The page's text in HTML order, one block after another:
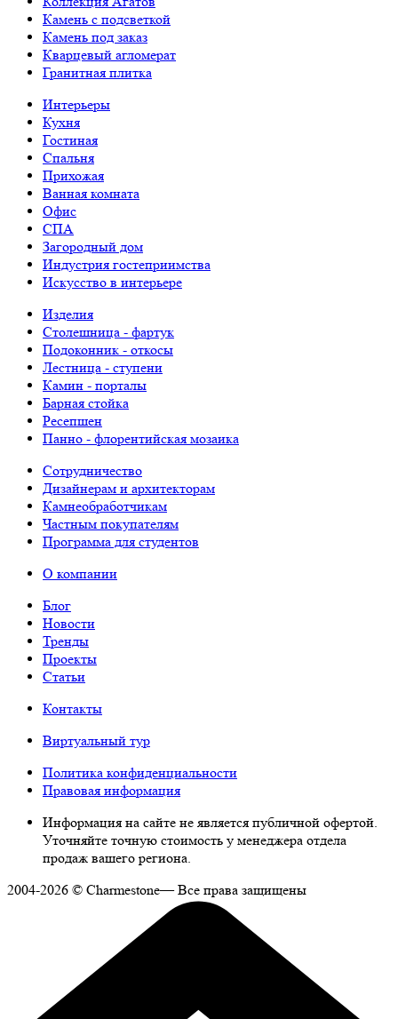
Камень с подсветкой
Камень под заказ
Кварцевый агломерат
Гранитная плитка
Интерьеры
Кухня
Гостиная
Спальня
Прихожая
Ванная комната
Офис
СПА
Загородный дом
Индустрия гостеприимства
Искусство в интерьере
Изделия
Столешница - фартук
Подоконник - откосы
Лестница - ступени
Камин - порталы
Барная стойка
Ресепшен
Панно - флорентийская мозаика
Сотрудничество
Дизайнерам и архитекторам
Камнеобработчикам
Частным покупателям
Программа для студентов
О компании
Блог
Новости
Тренды
Проекты
Статьи
Контакты
Виртуальный тур
Политика конфиденциальности
Правовая информация
Информация на сайте не является публичной офертой.
Уточняйте точную стоимость у менеджера отдела
продаж вашего региона.
2004-2026 © Charmestone— Все права защищены